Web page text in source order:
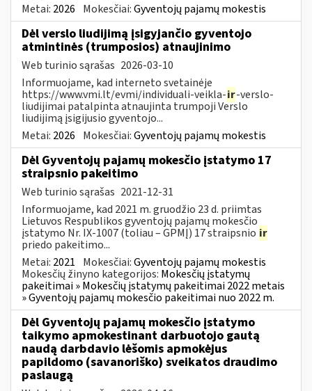
Metai: 2026 Mokesčiai:Gyventojų pajamų mokestis
Dėl verslo liudijimą įsigyjančio gyventojo
atmintinės (trumposios) atnaujinimo
Web turinio sąrašas 2026-03-10
Informuojame, kad interneto svetainėje
https://www.vmi.lt/evmi/individuali-veikla-ir-verslo-
liudijimai patalpinta atnaujinta trumpoji Verslo
liudijimą įsigijusio gyventojo...
Metai: 2026 Mokesčiai:Gyventojų pajamų mokestis
Dėl Gyventojų pajamų mokesčio įstatymo 17
straipsnio pakeitimo
Web turinio sąrašas 2021-12-31
Informuojame, kad 2021 m. gruodžio 23 d. priimtas
Lietuvos Respublikos gyventojų pajamų mokesčio
įstatymo Nr. IX-1007 (toliau – GPMĮ) 17 straipsnio ir
priedo pakeitimo...
Metai: 2021 Mokesčiai:Gyventojų pajamų mokestis
Mokesčių žinyno kategorijos: Mokesčių įstatymų
pakeitimai » Mokesčių įstatymų pakeitimai 2022 metais
» Gyventojų pajamų mokesčio pakeitimai nuo 2022 m.
Dėl Gyventojų pajamų mokesčio įstatymo
taikymo apmokestinant darbuotojo gautą
naudą darbdavio lėšomis apmokėjus
papildomo (savanoriško) sveikatos draudimo
paslaugą